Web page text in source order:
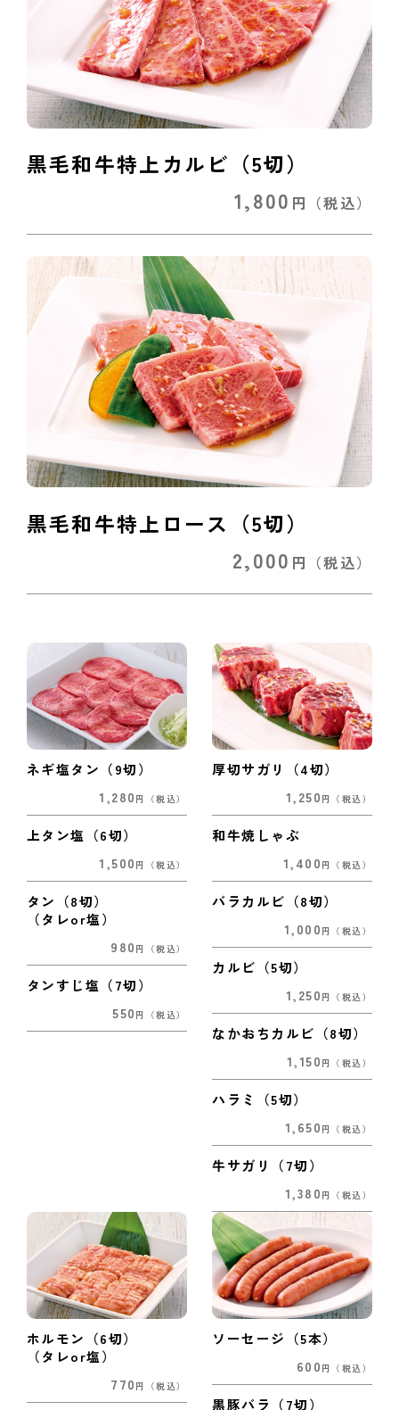
黒毛和牛特上カルビ（5切）
1,800 円 （税込）
黒毛和牛特上ロース（5切）
2,000 円 （税込）
ネギ塩タン（9切）
1,280 円 （税込）
上タン塩（6切）
1,500 円 （税込）
タン（8切）
（タレor塩）
980 円 （税込）
タンすじ塩（7切）
550 円 （税込）
厚切サガリ（4切）
1,250 円 （税込）
和牛焼しゃぶ
1,400 円 （税込）
バラカルビ（8切）
1,000 円 （税込）
カルビ（5切）
1,250 円 （税込）
なかおちカルビ（8切）
1,150 円 （税込）
ハラミ（5切）
1,650 円 （税込）
牛サガリ（7切）
1,380 円 （税込）
ホルモン（6切）
（タレor塩）
770 円 （税込）
ソーセージ（5本）
600 円 （税込）
黒豚バラ（7切）